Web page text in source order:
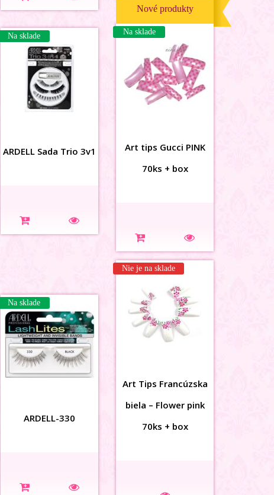
Na sklade
ARDELL Sada Trio 3v1
Na sklade
ARDELL-330
Na sklade
3D karusel vážka 48ks
Nové produkty
Na sklade
Art tips Gucci PINK
70ks + box
Nie je na sklade
Art Tips Francúzska
biela – Flower pink
70ks + box